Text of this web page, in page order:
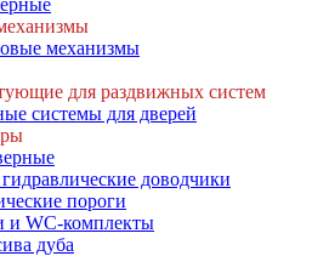
механизмы
для раздвижных систем
системы для дверей
доводчики
пороги
и WC-комплекты
дуба